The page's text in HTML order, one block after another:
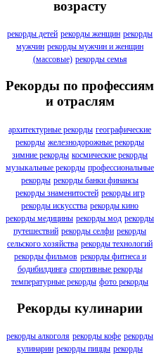
возрасту
рекорды детей рекорды женщин рекорды
мужчин рекорды мужчин и женщин
(массовые) рекорды семья
Рекорды по профессиям
и отраслям
архитектурные рекорды географические
рекорды железнодорожные рекорды
зимние рекорды космические рекорды
музыкальные рекорды профессиональные
рекорды рекорды банки финансы
рекорды знаменитостей рекорды игр
рекорды искусства рекорды кино
рекорды медицины рекорды мод рекорды
путешествий рекорды селфи рекорды
сельского хозяйства рекорды технологий
рекорды фильмов рекорды фитнеса и
бодибилдинга спортивные рекорды
температурные рекорды фото рекорды
Рекорды кулинарии
рекорды алкоголя рекорды кофе рекорды
кулинарии рекорды пиццы рекорды